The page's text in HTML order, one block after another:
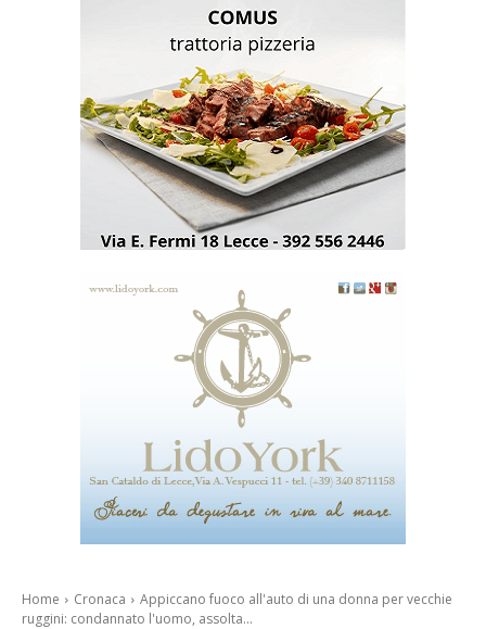
Home Cronaca
Appiccano fuoco all'auto di una donna per vecchie
ruggini: condannato l'uomo, assolta...